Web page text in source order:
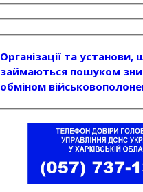
Організації та установи,
займаються пошуком
обміном